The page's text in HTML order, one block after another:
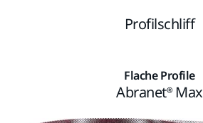
Profilschliff
Flache Profile
Abranet® Max